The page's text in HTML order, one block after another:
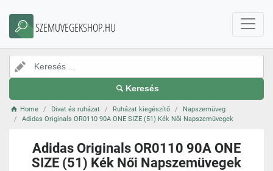
SZEMUVEGEKSHOP.HU
Keresés
Home Divat és ruházat Ruházat kiegészítő
Napszemüveg
Adidas Originals OR0110 90A ONE SIZE (51) Kék Női Napszemüvegek
Adidas Originals OR0110 90A ONE
SIZE (51) Kék Női Napszemüvegek